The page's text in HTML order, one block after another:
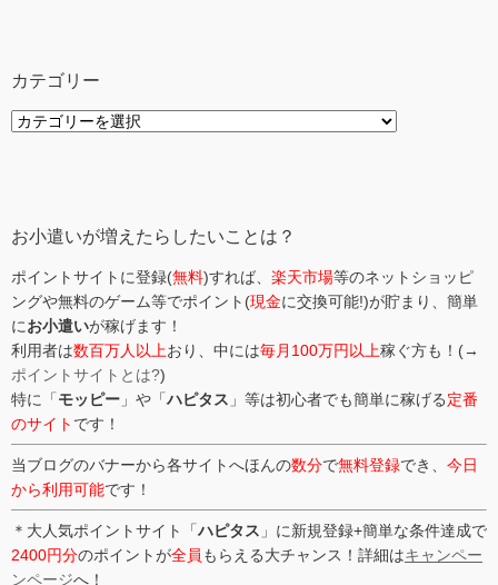
カテゴリー
カ
お小遣いが増えたらしたいことは？
ポイントサイトに登録(無料)すれば、 楽天市場等のネットショッピ
ングや無料のゲーム等でポイント(現金に交換可能!)が貯まり、簡単
にお小遣いが稼げます！
利用者は数百万人以上おり、中には毎月100万円以上稼ぐ方も！(→
ポイントサイトとは?)
特に「モッピー 」や「ハピタス 」等は初心者でも簡単に稼げる定番
のサイト です！
当ブログのバナーから各サイトへほんの数分で無料登録でき、 今日
から利用可能です！
＊大人気ポイントサイト「ハピタス 」に新規登録+簡単な条件達成で
2400円分のポイントが全員 もらえる大チャンス！詳細はキャンペー
ンページへ！